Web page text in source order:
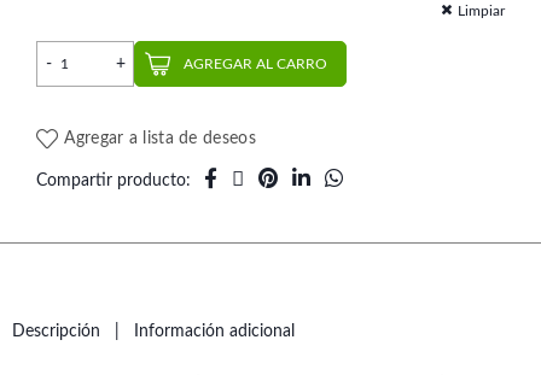
Limpiar
Pack Arco Niti Rectangular (10 un.) | Morelli cantidad
AGREGAR AL CARRO
Agregar a lista de deseos
Compartir producto
Descripción Información adicional